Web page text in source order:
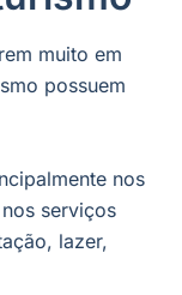
muito em
possuem
nos
serviços
lazer,